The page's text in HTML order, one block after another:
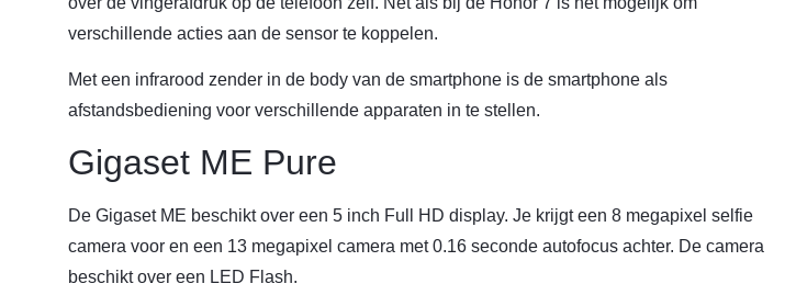
verschillende acties aan de sensor te koppelen.
Met een infrarood zender in de body van de smartphone is de smartphone als
afstandsbediening voor verschillende apparaten in te stellen.
Gigaset ME Pure
De Gigaset ME beschikt over een 5 inch Full HD display. Je krijgt een 8 megapixel selfie
camera voor en een 13 megapixel camera met 0.16 seconde autofocus achter. De camera
beschikt over een LED Flash.